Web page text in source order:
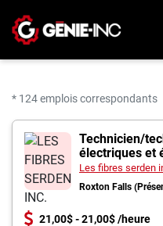
Créez un compte
Emplois
Recherchez un emploi
Compagnies
* 124 emplois correspondants
124Technicien/
électriques et
automobiles
Les fibres serden
Roxton Falls
21,00$ - 21,00$ /heure